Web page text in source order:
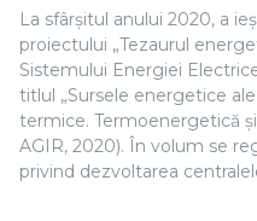
La sfârșitul anului 2020, a
proiectului „Tezaurul
Sistemului Energiei
titlul „Sursele energetice
termice. Termoenergetică
AGIR, 2020). În volum se
privind dezvoltarea